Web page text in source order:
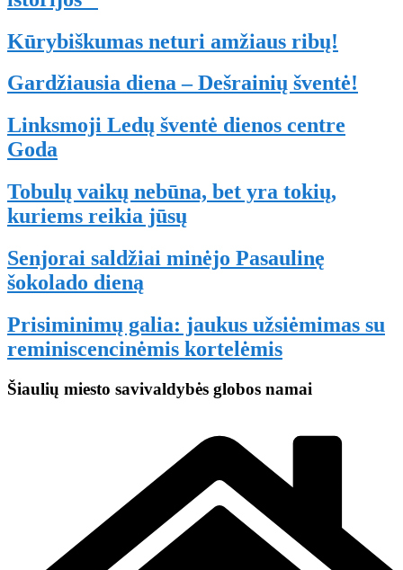
Kūrybiškumas neturi amžiaus ribų!
Gardžiausia diena – Dešrainių šventė!
Linksmoji Ledų šventė dienos centre
Goda
Tobulų vaikų nebūna, bet yra tokių,
kuriems reikia jūsų
Senjorai saldžiai minėjo Pasaulinę
šokolado dieną
Prisiminimų galia: jaukus užsiėmimas su
reminiscencinėmis kortelėmis
Šiaulių miesto savivaldybės globos namai